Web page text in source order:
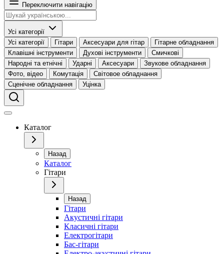
Переключити навігацію
Усі категорії
Усі категорії
Гітари Аксесуари для гітар
Гітарне обладнання
Клавішні інструменти
Духові інструменти
Смичкові
Народні та етнічні
Ударні Аксесуари
Звукове обладнання
Фото, відео
Комутація
Світовое обладнання
Сценічне обладнання
Уцінка
Каталог
Назад
Каталог
Гітари
Назад
Гітари
Акустичні гітари
Класичні гітари
Електрогітари
Бас-гітари